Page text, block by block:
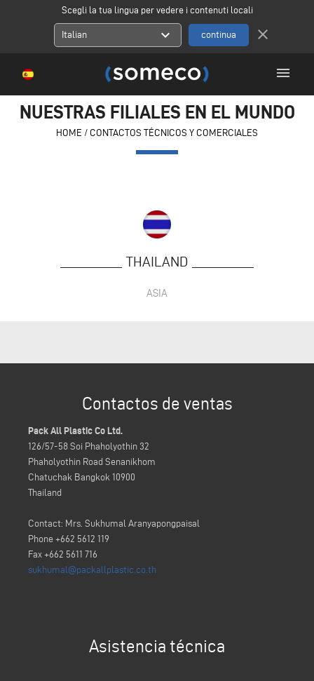
Scegli la tua lingua per vedere i contenuti locali
Italian expand_more close
menu
NUESTRAS FILIALES EN EL MUNDO
HOME / CONTACTOS TÉCNICOS Y COMERCIALES
THAILAND
ASIA
Contactos de ventas
Pack All Plastic Co Ltd.
126/57-58 Soi Phaholyothin 32
Phaholyothin Road Senanikhom
Chatuchak Bangkok 10900
Thailand
Contact: Mrs. Sukhumal Aranyapongpaisal
Phone +662 5612 119
Fax +662 5611 716
sukhumal@packallplastic.co.th
Asistencia técnica